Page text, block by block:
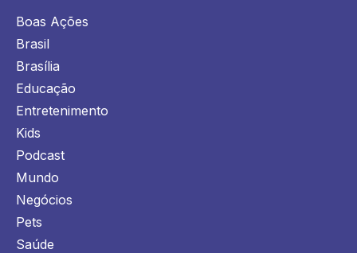
Boas Ações
Brasil
Brasília
Educação
Entretenimento
Kids
Podcast
Mundo
Negócios
Pets
Saúde